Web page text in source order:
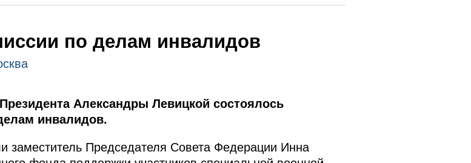
по делам инвалидов
Александры Левицкой состоялось
инвалидов.
заместитель Председателя Совета Федерации Инна